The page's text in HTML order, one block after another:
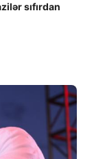
sıfırdan